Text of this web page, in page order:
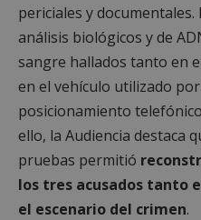
periciales y
análisis biológicos y de
sangre hallados tanto en
en el vehículo utilizado
posicionamiento
ello, la Audiencia destaca
pruebas permitió
los tres acusados tanto
el escenario del crimen.